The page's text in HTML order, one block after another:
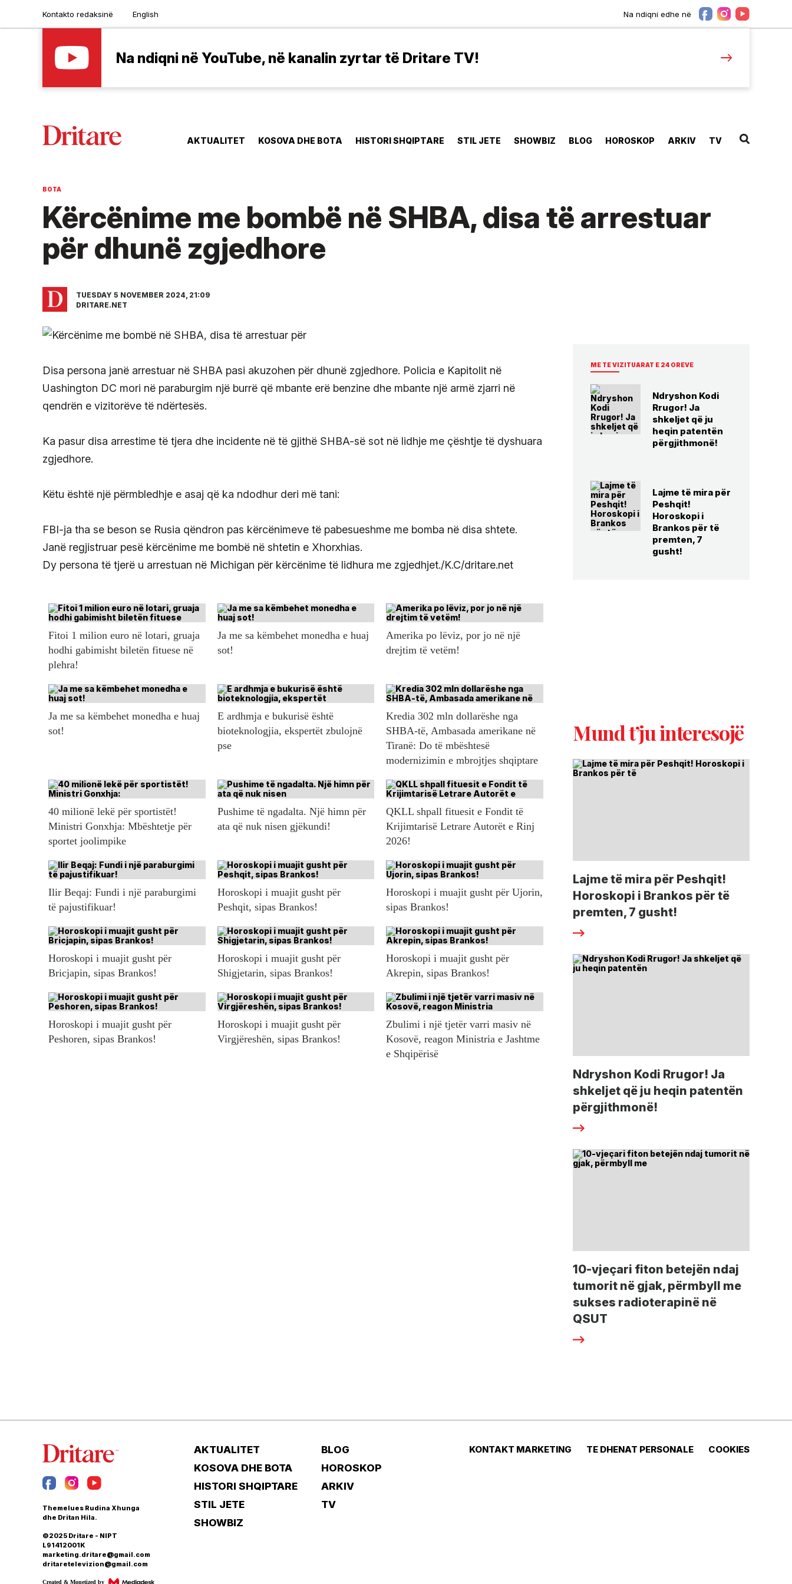
Kontakto redaksinë English Na ndiqni edhe në
Na ndiqni në YouTube, në kanalin zyrtar të Dritare TV!
AKTUALITET KOSOVA DHE BOTA HISTORI SHQIPTARE STIL JETE SHOWBIZ BLOG HOROSKOP ARKIV TV
BOTA
Kërcënime me bombë në SHBA, disa të arrestuar
për dhunë zgjedhore
TUESDAY 5 NOVEMBER 2024, 21:09
DRITARE.NET
Disa persona janë arrestuar në SHBA pasi akuzohen për dhunë zgjedhore. Policia e Kapitolit në
Uashington DC mori në paraburgim një burrë që mbante erë benzine dhe mbante një armë zjarri në
qendrën e vizitorëve të ndërtesës.
Ka pasur disa arrestime të tjera dhe incidente në të gjithë SHBA-së sot në lidhje me çështje të dyshuara
zgjedhore.
Këtu është një përmbledhje e asaj që ka ndodhur deri më tani:
FBI-ja tha se beson se Rusia qëndron pas kërcënimeve të pabesueshme me bomba në disa shtete.
Janë regjistruar pesë kërcënime me bombë në shtetin e Xhorxhias.
Dy persona të tjerë u arrestuan në Michigan për kërcënime të lidhura me zgjedhjet./K.C/dritare.net
Fitoi 1 milion euro në lotari, gruaja
hodhi gabimisht biletën fituese në
plehra!
Ja me sa këmbehet monedha e huaj
sot!
Amerika po lëviz, por jo në një
drejtim të vetëm!
Ja me sa këmbehet monedha e huaj
sot!
E ardhmja e bukurisë është
bioteknologjia, ekspertët zbulojnë
pse
Kredia 302 mln dollarëshe nga
SHBA-të, Ambasada amerikane në
Tiranë: Do të mbështesë
modernizimin e mbrojtjes shqiptare
40 milionë lekë për sportistët!
Ministri Gonxhja: Mbështetje për
sportet joolimpike
Pushime të ngadalta. Një himn për
ata që nuk nisen gjëkundi!
QKLL shpall fituesit e Fondit të
Krijimtarisë Letrare Autorët e Rinj
2026!
Ilir Beqaj: Fundi i një paraburgimi
të pajustifikuar!
Horoskopi i muajit gusht për
Peshqit, sipas Brankos!
Horoskopi i muajit gusht për Ujorin,
sipas Brankos!
Horoskopi i muajit gusht për
Bricjapin, sipas Brankos!
Horoskopi i muajit gusht për
Shigjetarin, sipas Brankos!
Horoskopi i muajit gusht për
Akrepin, sipas Brankos!
Horoskopi i muajit gusht për
Peshoren, sipas Brankos!
Horoskopi i muajit gusht për
Virgjëreshën, sipas Brankos!
Zbulimi i një tjetër varri masiv në
Kosovë, reagon Ministria e Jashtme
e Shqipërisë
ME TE VIZITUARAT E 24 OREVE
Ndryshon Kodi
Rrugor! Ja
shkeljet që ju
heqin patentën
përgjithmonë!
Lajme të mira për
Peshqit!
Horoskopi i
Brankos për të
premten, 7
gusht!
Mund t’ju interesojë
Lajme të mira për Peshqit!
Horoskopi i Brankos për të
premten, 7 gusht!
Ndryshon Kodi Rrugor! Ja
shkeljet që ju heqin patentën
përgjithmonë!
10-vjeçari fiton betejën ndaj
tumorit në gjak, përmbyll me
sukses radioterapinë në
QSUT
Themelues Rudina Xhunga
dhe Dritan Hila.
©2025 Dritare - NIPT
L91412001K
marketing.dritare@gmail.com
dritaretelevizion@gmail.com
Created & Monetized by
AKTUALITET
KOSOVA DHE BOTA
HISTORI SHQIPTARE
STIL JETE
SHOWBIZ
BLOG
HOROSKOP
ARKIV
TV
KONTAKT MARKETING TE DHENAT PERSONALE COOKIES